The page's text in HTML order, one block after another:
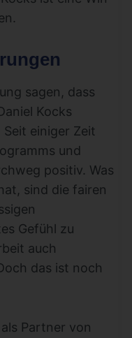
sagen, dass
Kocks
einiger Zeit
und
positiv. Was
sind die fairen
Gefühl zu
auch
das ist noch
Partner von